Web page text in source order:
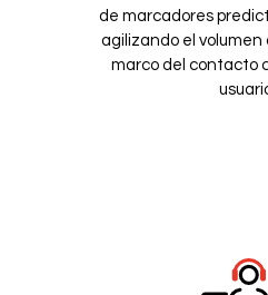
de marcadores
agilizando el volumen
marco del contacto